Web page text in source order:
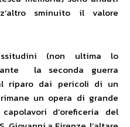
sminuito il valore
(non ultima lo
la seconda guerra
riparo dai pericoli di un
un opera di grande
d’oreficeria del